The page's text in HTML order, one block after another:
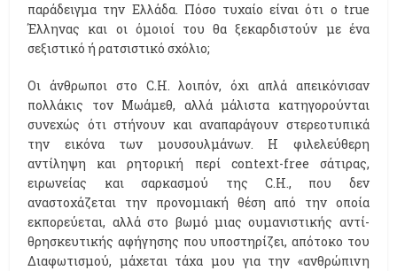
παράδειγμα την Ελλάδα. Πόσο τυχαίο είναι ότι ο true
Έλληνας και οι όμοιοί του θα ξεκαρδιστούν με ένα
σεξιστικό ή ρατσιστικό σχόλιο;
Οι άνθρωποι στο C.H. λοιπόν, όχι απλά απεικόνισαν
πολλάκις τον Μωάμεθ, αλλά μάλιστα κατηγορούνται
συνεχώς ότι στήνουν και αναπαράγουν στερεοτυπικά
την εικόνα των μουσουλμάνων. Η φιλελεύθερη
αντίληψη και ρητορική περί context-free σάτιρας,
ειρωνείας και σαρκασμού της C.H., που δεν
αναστοχάζεται την προνομιακή θέση από την οποία
εκπορεύεται, αλλά στο βωμό μιας ουμανιστικής αντί-
θρησκευτικής αφήγησης που υποστηρίζει, απότοκο του
Διαφωτισμού, μάχεται τάχα μου για την «ανθρώπινη